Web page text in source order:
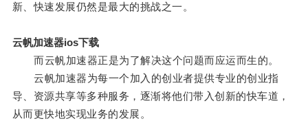
新、快速发展仍然是最大的挑战之一。
云帆加速器ios下载
而云帆加速器正是为了解决这个问题而应运而生的。
云帆加速器为每一个加入的创业者提供专业的创业指
导、资源共享等多种服务，逐渐将他们带入创新的快车道，
从而更快地实现业务的发展。